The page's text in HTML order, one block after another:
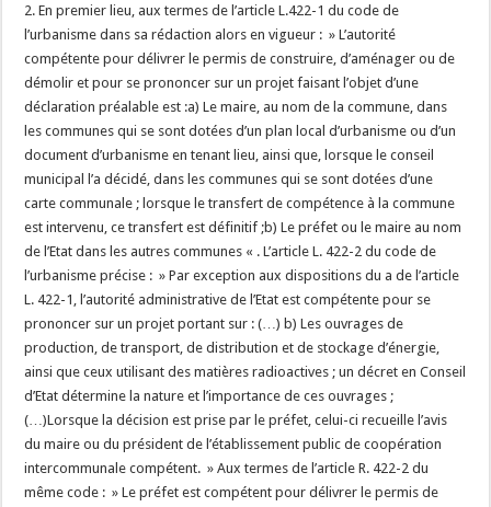
2. En premier lieu, aux termes de l’article L.422-1 du code de
l’urbanisme dans sa rédaction alors en vigueur : » L’autorité
compétente pour délivrer le permis de construire, d’aménager ou de
démolir et pour se prononcer sur un projet faisant l’objet d’une
déclaration préalable est :a) Le maire, au nom de la commune, dans
les communes qui se sont dotées d’un plan local d’urbanisme ou d’un
document d’urbanisme en tenant lieu, ainsi que, lorsque le conseil
municipal l’a décidé, dans les communes qui se sont dotées d’une
carte communale ; lorsque le transfert de compétence à la commune
est intervenu, ce transfert est définitif ;b) Le préfet ou le maire au nom
de l’Etat dans les autres communes « . L’article L. 422-2 du code de
l’urbanisme précise : » Par exception aux dispositions du a de l’article
L. 422-1, l’autorité administrative de l’Etat est compétente pour se
prononcer sur un projet portant sur : (…) b) Les ouvrages de
production, de transport, de distribution et de stockage d’énergie,
ainsi que ceux utilisant des matières radioactives ; un décret en Conseil
d’Etat détermine la nature et l’importance de ces ouvrages ;
(…)Lorsque la décision est prise par le préfet, celui-ci recueille l’avis
du maire ou du président de l’établissement public de coopération
intercommunale compétent. » Aux termes de l’article R. 422-2 du
même code : » Le préfet est compétent pour délivrer le permis de